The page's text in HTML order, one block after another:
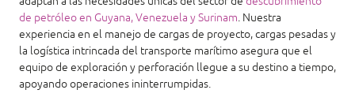
de petróleo en Guyana, Venezuela y Surinam . Nuestra
experiencia en el manejo de cargas de proyecto, cargas pesadas y
la logística intrincada del transporte marítimo asegura que el
equipo de exploración y perforación llegue a su destino a tiempo,
apoyando operaciones ininterrumpidas.